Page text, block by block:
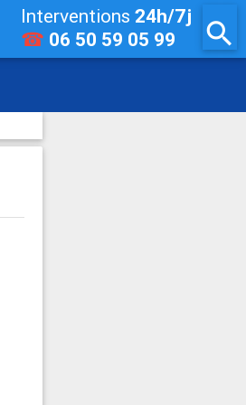
Interventions 24h/7j
☎ 06 50 59 05 99 search